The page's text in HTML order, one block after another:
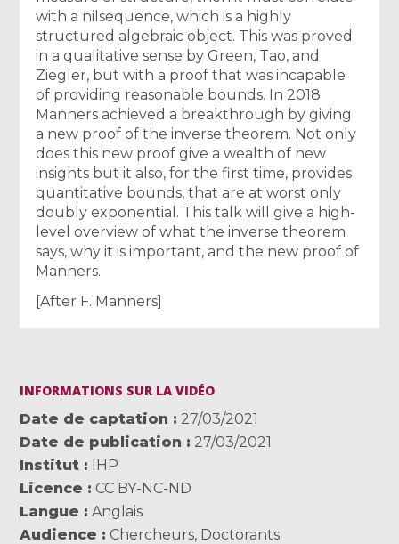
with a nilsequence, which is a highly
structured algebraic object. This was proved
in a qualitative sense by Green, Tao, and
Ziegler, but with a proof that was incapable
of providing reasonable bounds. In 2018
Manners achieved a breakthrough by giving
a new proof of the inverse theorem. Not only
does this new proof give a wealth of new
insights but it also, for the first time, provides
quantitative bounds, that are at worst only
doubly exponential. This talk will give a high-
level overview of what the inverse theorem
says, why it is important, and the new proof of
Manners.
[After F. Manners]
INFORMATIONS SUR LA VIDÉO
Date de captation
27/03/2021
Date de publication
27/03/2021
Institut
IHP
Licence
CC BY-NC-ND
Langue
Anglais
Audience
Chercheurs, Doctorants